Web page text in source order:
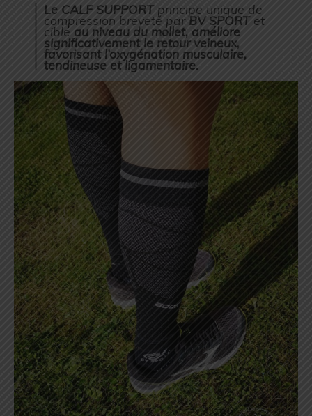
Le CALF SUPPORT principe unique de
compression breveté parBV SPORTet
ciblé au niveau du mollet, améliore
significativement le retour veineux,
favorisant l’oxygénation musculaire,
tendineuse et ligamentaire.